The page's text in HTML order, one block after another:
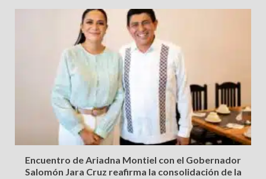
Encuentro de Ariadna Montiel con el Gobernador
Salomón Jara Cruz reafirma la consolidación de la